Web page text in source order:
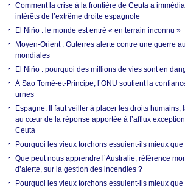
Comment la crise à la frontière de Ceuta a
intérêts de l’extrême droite espagnole
El Niño : le monde est entré « en terrain inconnu »
Moyen-Orient : Guterres alerte contre une guerre
mondiales
El Niño : pourquoi des millions de vies sont en
À Sao Tomé-et-Principe, l’ONU soutient la
urnes
Espagne. Il faut veiller à placer les droits humains,
au cœur de la réponse apportée à l’afflux
Ceuta
Pourquoi les vieux torchons essuient-ils mieux que
Que peut nous apprendre l’Australie, référence
d’alerte, sur la gestion des incendies ?
Pourquoi les vieux torchons essuient-ils mieux que